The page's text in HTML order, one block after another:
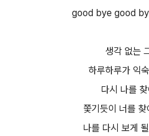
good bye good
생각 없는
하루하루가 익
다시 나를
쫓기듯이 너를 찾
나를 다시 보게